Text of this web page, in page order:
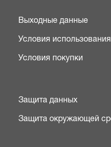
Выходные данные
Условия использования
Условия покупки
Защита данных
Защита окружающей